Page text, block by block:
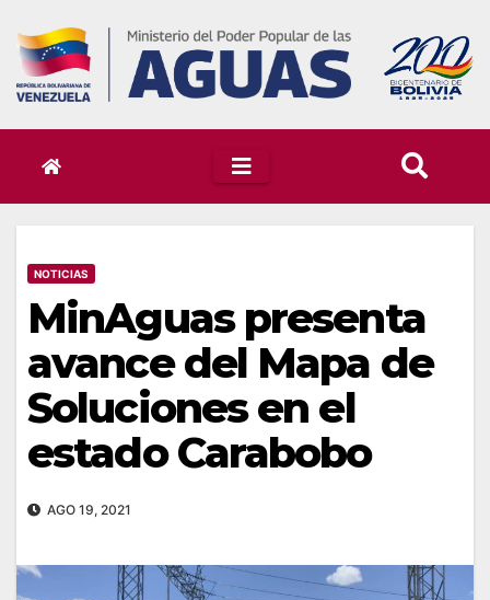
content
NOTICIAS
MinAguas presenta
avance del Mapa de
Soluciones en el
estado Carabobo
AGO 19, 2021